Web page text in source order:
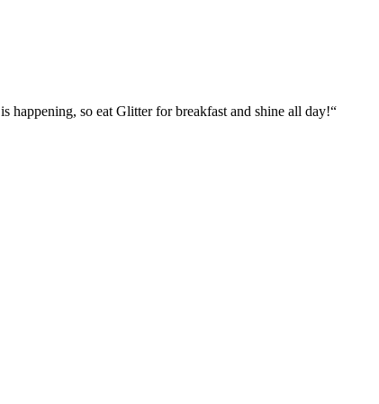
happening, so eat Glitter for breakfast and shine all day!“